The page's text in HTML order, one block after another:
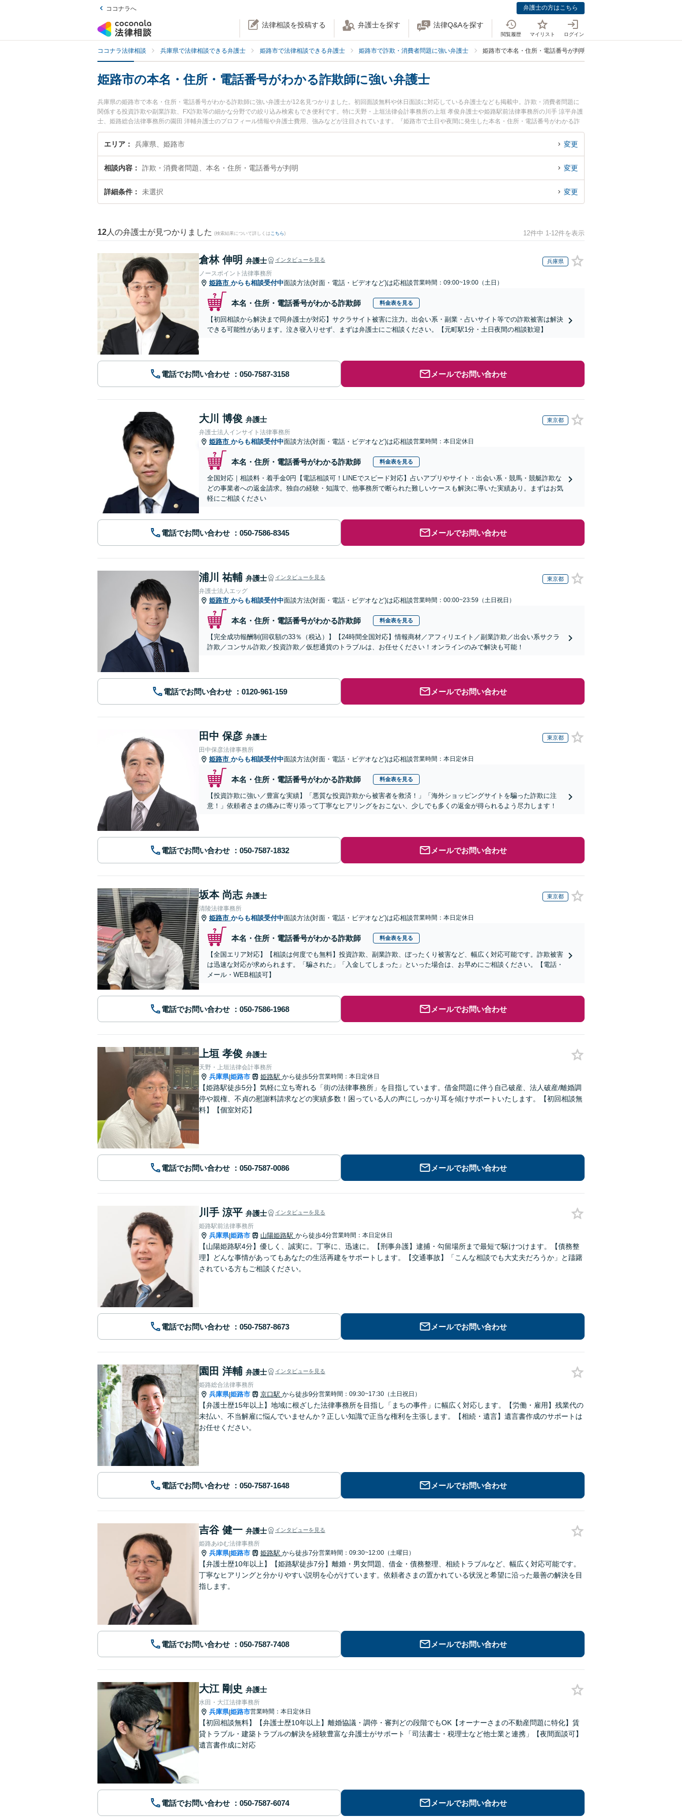
ココナラへ 弁護士の方はこちら
法律相談を投稿する 弁護士を探す 法律Q&Aを探す
閲覧履歴 マイリスト ログイン
ココナラ法律相談 兵庫県で法律相談できる弁護士 姫路市で法律相談できる弁護士 姫路市で詐欺・消費者問題に強い弁護士 姫路市で本名・住所・電話番号が判明に強い弁護士
姫路市の本名・住所・電話番号がわかる詐欺師に強い弁護士
兵庫県の姫路市で本名・住所・電話番号がわかる詐欺師に強い弁護士が12名見つかりました。初回面談無料や休日面談に対応している弁護士なども掲載中。詐欺・消費者問題に
関係する投資詐欺や副業詐欺、FX詐欺等の細かな分野での絞り込み検索もでき便利です。特に天野・上垣法律会計事務所の上垣 孝俊弁護士や姫路駅前法律事務所の川手 涼平弁護
士、姫路総合法律事務所の園田 洋輔弁護士のプロフィール情報や弁護士費用、強みなどが注目されています。『姫路市で土日や夜間に発生した本名・住所・電話番号がわかる詐
欺師のトラブルを今すぐに弁護士に相談したい』『本名・住所・電話番号がわかる詐欺師のトラブル解決の実績豊富な近くの弁護士を検索したい』『初回相談無料で本名・住所・
電話番号がわかる詐欺師を法律相談できる姫路市内の弁護士に相談予約したい』などでお困りの相談者さんにおすすめです。
エリア 兵庫県、姫路市 変更
相談内容 詐欺・消費者問題、本名・住所・電話番号が判明 変更
詳細条件 未選択 変更
12 人の弁護士が見つかりました (検索結果について詳しくは こちら) 12件中 1-12件を表示
倉林 伸明 弁護士 インタビューを見る 兵庫県
ノースポイント法律事務所
姫路市 からも相談受付中面談方法(対面・電話・ビデオなど)は応相談営業時間：09:00~19:00（土日）
本名・住所・電話番号がわかる詐欺師 料金表を見る
【初回相談から解決まで同弁護士が対応】サクラサイト被害に注力。出会い系・副業・占いサイト等での詐欺被害は解決
できる可能性があります。泣き寝入りせず、まずは弁護士にご相談ください。【元町駅1分・土日夜間の相談歓迎】
電話でお問い合わせ メールでお問い合わせ
大川 博俊 弁護士 東京都
弁護士法人インサイト法律事務所
姫路市 からも相談受付中面談方法(対面・電話・ビデオなど)は応相談営業時間：本日定休日
本名・住所・電話番号がわかる詐欺師 料金表を見る
全国対応｜相談料・着手金0円【電話相談可！LINEでスピード対応】占いアプリやサイト・出会い系・競馬・競艇詐欺な
どの事業者への返金請求。独自の経験・知識で、他事務所で断られた難しいケースも解決に導いた実績あり。まずはお気
軽にご相談ください
電話でお問い合わせ メールでお問い合わせ
浦川 祐輔 弁護士 インタビューを見る 東京都
弁護士法人エッグ
姫路市 からも相談受付中面談方法(対面・電話・ビデオなど)は応相談営業時間：00:00~23:59（土日祝日）
本名・住所・電話番号がわかる詐欺師 料金表を見る
【完全成功報酬制(回収額の33％（税込）】【24時間全国対応】情報商材／アフィリエイト／副業詐欺／出会い系サクラ
詐欺／コンサル詐欺／投資詐欺／仮想通貨のトラブルは、お任せください！オンラインのみで解決も可能！
電話でお問い合わせ メールでお問い合わせ
田中 保彦 弁護士 東京都
田中保彦法律事務所
姫路市 からも相談受付中面談方法(対面・電話・ビデオなど)は応相談営業時間：本日定休日
本名・住所・電話番号がわかる詐欺師 料金表を見る
【投資詐欺に強い／豊富な実績】「悪質な投資詐欺から被害者を救済！」「海外ショッピングサイトを騙った詐欺に注
意！」依頼者さまの痛みに寄り添って丁寧なヒアリングをおこない、少しでも多くの返金が得られるよう尽力します！
電話でお問い合わせ メールでお問い合わせ
坂本 尚志 弁護士 東京都
清陵法律事務所
姫路市 からも相談受付中面談方法(対面・電話・ビデオなど)は応相談営業時間：本日定休日
本名・住所・電話番号がわかる詐欺師 料金表を見る
【全国エリア対応】【相談は何度でも無料】投資詐欺、副業詐欺、ぼったくり被害など、幅広く対応可能です。詐欺被害
は迅速な対応が求められます。「騙された」「入金してしまった」といった場合は、お早めにご相談ください。【電話・
メール・WEB相談可】
電話でお問い合わせ メールでお問い合わせ
上垣 孝俊 弁護士
天野・上垣法律会計事務所
兵庫県|姫路市 姫路駅 から徒歩5分営業時間：本日定休日
【姫路駅徒歩5分】気軽に立ち寄れる「街の法律事務所」を目指しています。借金問題に伴う自己破産、法人破産/離婚調
停や親権、不貞の慰謝料請求などの実績多数！困っている人の声にしっかり耳を傾けサポートいたします。【初回相談無
料】【個室対応】
電話でお問い合わせ メールでお問い合わせ
川手 涼平 弁護士 インタビューを見る
姫路駅前法律事務所
兵庫県|姫路市 山陽姫路駅 から徒歩4分営業時間：本日定休日
【山陽姫路駅4分】優しく、誠実に。丁寧に、迅速に。【刑事弁護】逮捕・勾留場所まで最短で駆けつけます。【債務整
理】どんな事情があってもあなたの生活再建をサポートします。【交通事故】「こんな相談でも大丈夫だろうか」と躊躇
されている方もご相談ください。
電話でお問い合わせ メールでお問い合わせ
園田 洋輔 弁護士 インタビューを見る
姫路総合法律事務所
兵庫県|姫路市 京口駅 から徒歩9分営業時間：09:30~17:30（土日祝日）
【弁護士歴15年以上】地域に根ざした法律事務所を目指し「まちの事件」に幅広く対応します。【労働・雇用】残業代の
未払い、不当解雇に悩んでいませんか？正しい知識で正当な権利を主張します。【相続・遺言】遺言書作成のサポートは
お任せください。
電話でお問い合わせ メールでお問い合わせ
吉谷 健一 弁護士 インタビューを見る
姫路あゆむ法律事務所
兵庫県|姫路市 姫路駅 から徒歩7分営業時間：09:30~12:00（土曜日）
【弁護士歴10年以上】【姫路駅徒歩7分】離婚・男女問題、借金・債務整理、相続トラブルなど、幅広く対応可能です。
丁寧なヒアリングと分かりやすい説明を心がけています。依頼者さまの置かれている状況と希望に沿った最善の解決を目
指します。
電話でお問い合わせ メールでお問い合わせ
大江 剛史 弁護士
水田・大江法律事務所
兵庫県|姫路市営業時間：本日定休日
【初回相談無料】【弁護士歴10年以上】離婚協議・調停・審判どの段階でもOK【オーナーさまの不動産問題に特化】賃
貸トラブル・建築トラブルの解決を経験豊富な弁護士がサポート「司法書士・税理士など他士業と連携」【夜間面談可】
遺言書作成に対応
電話でお問い合わせ メールでお問い合わせ